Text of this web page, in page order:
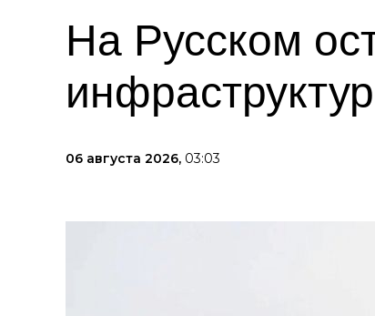
На Русском
06 августа 2026, 03:03